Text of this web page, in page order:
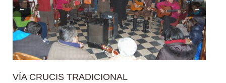
← →
VÍA CRUCIS TRADICIONAL